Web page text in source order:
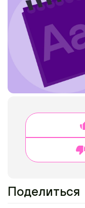
Поделиться